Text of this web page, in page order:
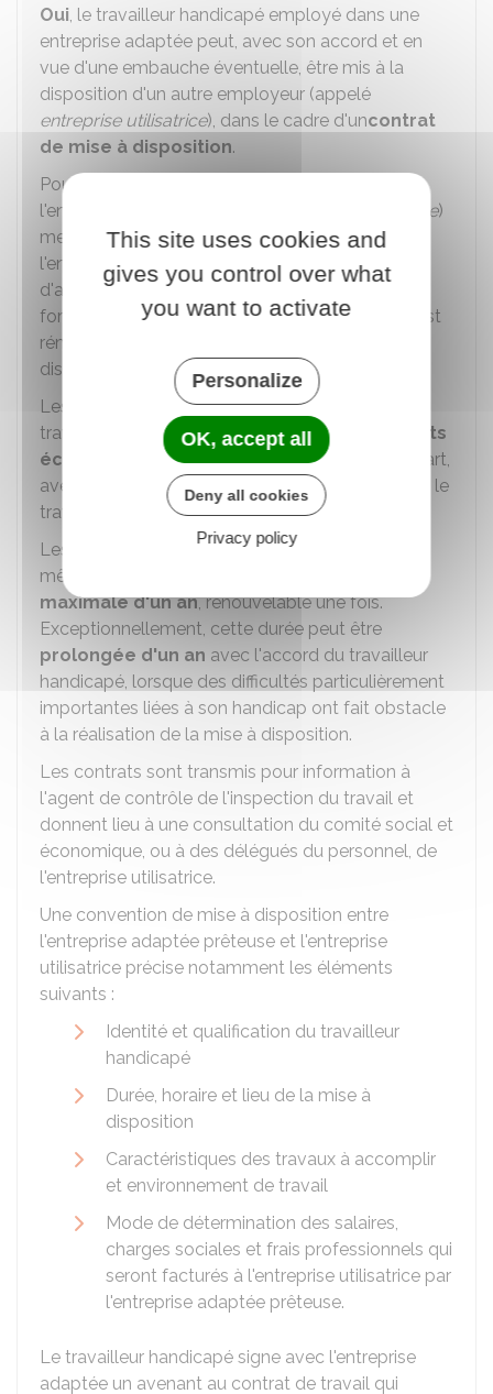
Oui, le travailleur handicapé employé dans une
entreprise adaptée peut, avec son accord et en
vue d'une embauche éventuelle, être mis à la
disposition d'un autre employeur (appelé
entreprise utilisatrice), dans le cadre d'uncontrat
de mise à disposition.
Pour faciliter son accès à un emploi durable,
l'entreprise adaptée (appelée
entreprise prêteuse)
met en œuvre un appui individualisé pour
l'entreprise utilisatrice et des actions
d'accompagnement professionnel et de
formation. La prestation d'appui individualisée est
rémunérée par l'entreprise utilisatrice et est
distincte de la mise à disposition.
Les conditions de la mise à disposition du
travailleur handicapé sont fixées par des
contrats
écrits
que l'entreprise adaptée conclut, d'une part,
avec l'employeur utilisateur et, d'autre part, avec le
travailleur handicapé.
Les contrats de mise à disposition auprès d'un
même employeur sont conclus pour une
maximale d'un an, renouvelable une fois.
Exceptionnellement, cette durée peut être
prolongée d'un an avec l'accord du travailleur
handicapé, lorsque des difficultés particulièrement
importantes liées à son handicap ont fait obstacle
à la réalisation de la mise à disposition.
Les contrats sont transmis pour information à
l'agent de contrôle de l'inspection du travail et
donnent lieu à une consultation du comité social et
économique, ou à des délégués du personnel, de
l'entreprise utilisatrice.
Une convention de mise à disposition entre
l'entreprise adaptée prêteuse et l'entreprise
utilisatrice précise notamment les éléments
suivants :
Identité et qualification du travailleur
handicapé
Durée, horaire et lieu de la mise à
disposition
Caractéristiques des travaux à accomplir
et environnement de travail
Mode de détermination des salaires,
charges sociales et frais professionnels qui
seront facturés à l'entreprise utilisatrice par
l'entreprise adaptée prêteuse.
Le travailleur handicapé signe avec l'entreprise
adaptée un avenant au contrat de travail qui
This site uses cookies and
gives you control over what
you want to activate
Personalize
OK, accept all
Deny all cookies
Privacy policy